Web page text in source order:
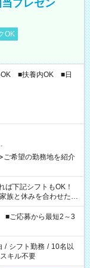
プレゼン
OK
OK ■扶養内OK ■日
希望の勤務地を紹介
」 「できれば残業はし
ーク希望
と、もう1つのお仕事
合は応募できません。
■ご応募から最短2～3
/ シフト勤務 / 10名以
キル不要